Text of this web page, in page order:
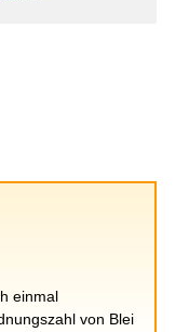
einmal
von Blei